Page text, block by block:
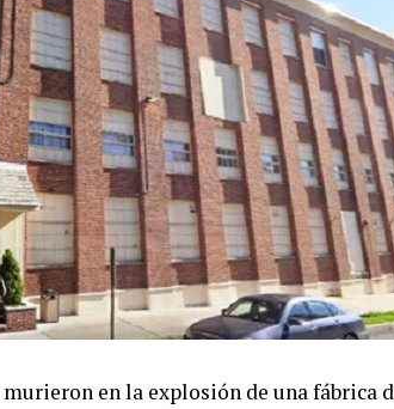
en la explosión de una fábrica